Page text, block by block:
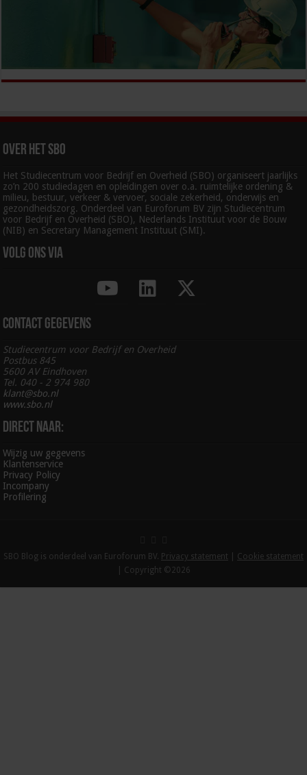
Over het SBO
Het Studiecentrum voor Bedrijf en Overheid (SBO) organiseert jaarlijks
zo’n 200 studiedagen en opleidingen over o.a. ruimtelijke ordening &
milieu, bestuur, verkeer & vervoer, sociale zekerheid, onderwijs en
gezondheidszorg. Onderdeel van Euroforum BV zijn Studiecentrum
voor Bedrijf en Overheid (SBO), Nederlands Instituut voor de Bouw
(NIB) en Secretary Management Instituut (SMI).
Volg ons via
Contact gegevens
Studiecentrum voor Bedrijf en Overheid
Postbus 845
5600 AV Eindhoven
Tel. 040 - 2 974 980
klant@sbo.nl
www.sbo.nl
Direct naar:
Wijzig uw gegevens
Klantenservice
Privacy Policy
Incompany
Profilering
SBO Blog is onderdeel van Euroforum BV. Privacy statement
Cookie statement
| Copyright ©2026